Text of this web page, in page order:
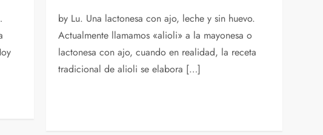
by Lu. Una lactonesa con ajo, leche y sin huevo.
Actualmente llamamos «alioli» a la mayonesa o
lactonesa con ajo, cuando en realidad, la receta
tradicional de alioli se elabora […]